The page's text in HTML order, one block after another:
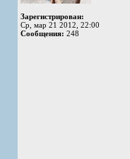
Зарегистрирован:
Ср, мар 21 2012, 22:00
Сообщения: 248